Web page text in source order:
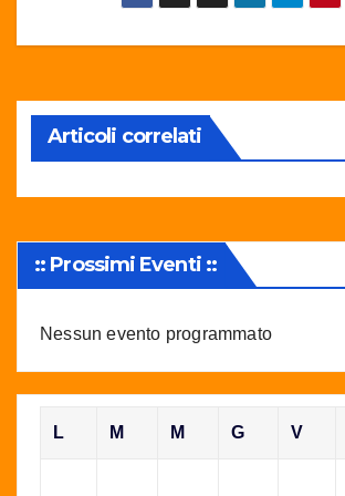
Articoli correlati
:: Prossimi Eventi ::
Nessun evento programmato
L M M G V